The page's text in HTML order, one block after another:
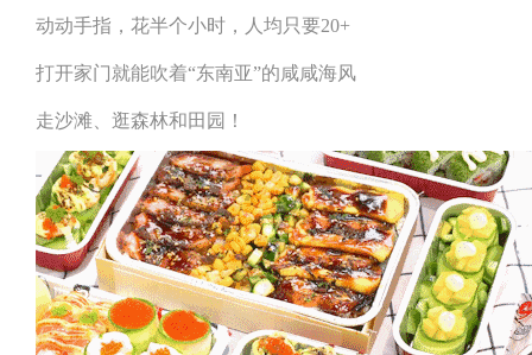
动动手指，花半个小时，人均只要20+
打开家门就能吹着“东南亚”的咸咸海风
走沙滩、逛森林和田园！